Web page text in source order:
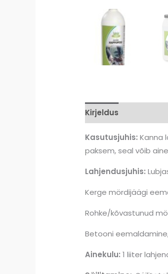
Kirjeldus
Kasutusjuhis: Kanna
paksem, seal võib
Lahjendusjuhis:
Kerge
Rohke/
Betooni eemaldamine,
Ainekulu: 1 liiter